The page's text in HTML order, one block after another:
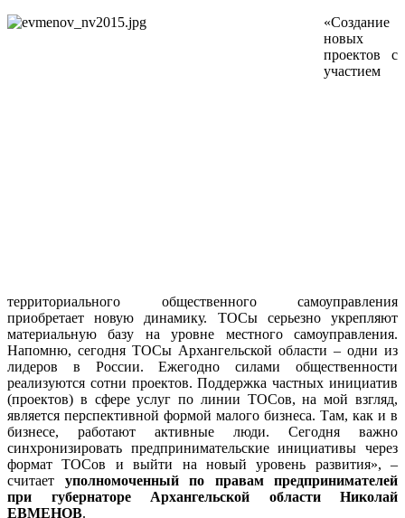
«Создание
новых
проектов с
участием
территориального общественного самоуправления
приобретает новую динамику. ТОСы серьезно укрепляют
материальную базу на уровне местного самоуправления.
Напомню, сегодня ТОСы Архангельской области – одни из
лидеров в России. Ежегодно силами общественности
реализуются сотни проектов. Поддержка частных инициатив
(проектов) в сфере услуг по линии ТОСов, на мой взгляд,
является перспективной формой малого бизнеса. Там, как и в
бизнесе, работают активные люди. Сегодня важно
синхронизировать предпринимательские инициативы через
формат ТОСов и выйти на новый уровень развития», –
считает уполномоченный по правам предпринимателей
при губернаторе Архангельской области Николай
ЕВМЕНОВ.